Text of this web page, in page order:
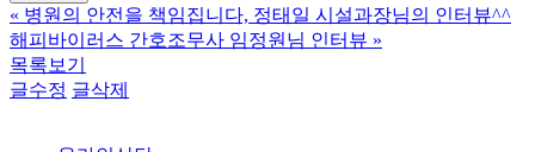
« 병원의 안전을 책임집니다, 정태일 시설과장님의 인터뷰^^
해피바이러스 간호조무사 임정원님 인터뷰 »
목록보기
글수정 글삭제